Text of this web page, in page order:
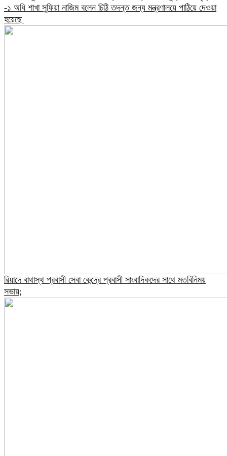
-১ অধি শাখা সুফিয়া নাজিম বলেন চিঠি তদন্ত জন্য মন্ত্রণালয়ে পাঠিয়ে দেওয়া
হয়েছে ​
রিয়াদে বাথাস্থ প্রবাসী সেবা কেন্দ্রে প্রবাসী সাংবাদিকদের সাথে মতবিনিময়
সভায়;